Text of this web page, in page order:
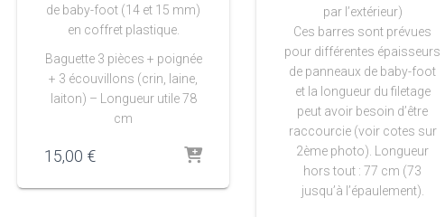
de baby-foot (14 et 15 mm)
en coffret plastique.
Baguette 3 pièces + poignée
+ 3 écouvillons (crin, laine,
laiton) – Longueur utile 78
cm
15,00 €
par l’extérieur)
Ces barres sont prévues
pour différentes épaisseurs
de panneaux de baby-foot
et la longueur du filetage
peut avoir besoin d’être
raccourcie (voir cotes sur
2ème photo). Longueur
hors tout : 77 cm (73
jusqu’à l’épaulement).